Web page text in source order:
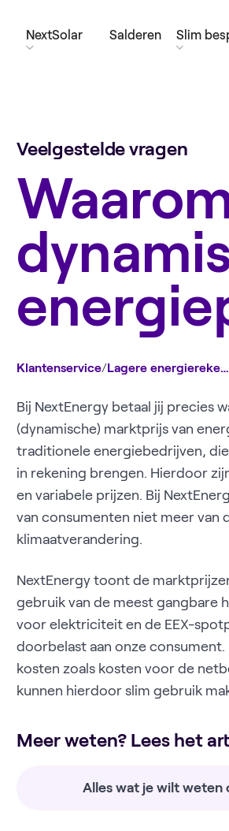
NextSolar Salderen Slim
Veelgestelde vragen
Klantenservice/ Lagere energierekening
Bij NextEnergy betaal jij precies
(dynamische) marktprijs van
traditionele energiebedrijven,
in rekening brengen. Hierdoor
en variabele prijzen. Bij
van consumenten niet meer van
klimaatverandering.
NextEnergy toont de
gebruik van de meest gangbare
voor elektriciteit en de EEX-
doorbelast aan onze
kosten zoals kosten voor de
kunnen hierdoor slim gebruik
Meer weten? Lees het
Alles wat je wilt